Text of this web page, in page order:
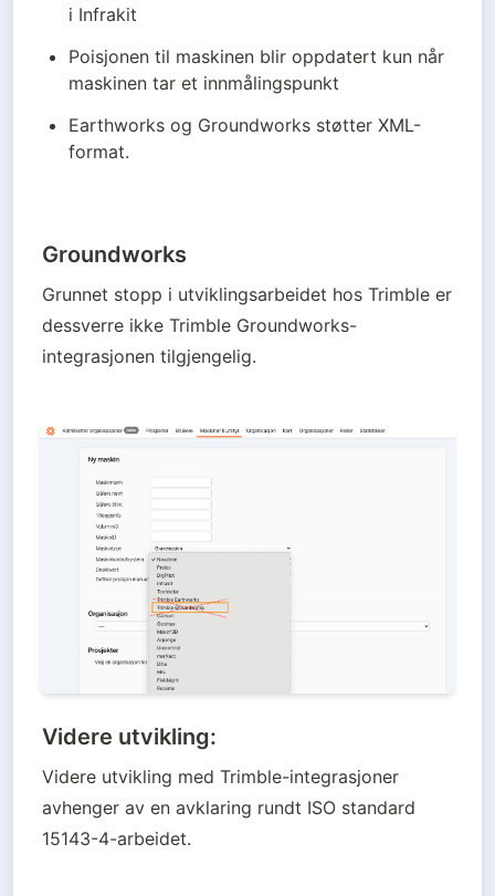
i Infrakit
Poisjonen til maskinen blir oppdatert kun når
maskinen tar et innmålingspunkt
Earthworks og Groundworks støtter XML-
format.
Groundworks
Grunnet stopp i utviklingsarbeidet hos Trimble er
dessverre ikke Trimble Groundworks-
integrasjonen tilgjengelig.
Videre utvikling:
Videre utvikling med Trimble-integrasjoner
avhenger av en avklaring rundt ISO standard
15143-4-arbeidet.